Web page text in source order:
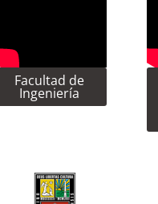
Facultad de
Ingeniería